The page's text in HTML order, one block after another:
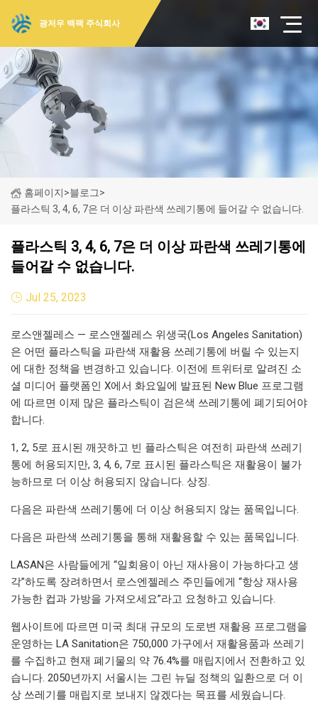
광저우 백팩 주식회사
홈페이지>블로그>
플라스틱 3, 4, 6, 7은 더 이상 파란색 쓰레기통에 들어갈 수 없습니다.
플라스틱 3, 4, 6, 7은 더 이상 파란색 쓰레기통에
들어갈 수 없습니다.
Jul 25, 2023
로스앤젤레스 — 로스앤젤레스 위생국(Los Angeles Sanitation)
은 어떤 플라스틱을 파란색 재활용 쓰레기통에 버릴 수 있는지
에 대한 정책을 변경하고 있습니다. 이전에 트위터로 알려진 소
셜 미디어 플랫폼인 X에서 화요일에 발표된 New Blue 프로그램
에 따르면 이제 많은 플라스틱이 검은색 쓰레기통에 폐기되어야
합니다.
1, 2, 5로 표시된 깨끗하고 빈 플라스틱은 여전히 ​​파란색 쓰레기
통에 허용되지만, 3, 4, 6, 7로 표시된 플라스틱은 재활용이 불가
능하므로 더 이상 허용되지 않습니다. 상징.
다음은 파란색 쓰레기통에 더 이상 허용되지 않는 품목입니다.
다음은 파란색 쓰레기통을 통해 재활용할 수 있는 품목입니다.
LASAN은 사람들에게 “일회용이 아닌 재사용이 가능하다고 생
각”하도록 장려하면서 로스엔젤레스 주민들에게 “항상 재사용
가능한 컵과 가방을 가져오세요”라고 요청하고 있습니다.
웹사이트에 따르면 미국 최대 규모의 도로변 재활용 프로그램을
운영하는 LA Sanitation은 750,000 가구에서 재활용품과 쓰레기
를 수집하고 현재 폐기물의 약 76.4%를 매립지에서 전환하고 있
습니다. 2050년까지 서울시는 그린 뉴딜 정책의 일환으로 더 이
상 쓰레기를 매립지로 보내지 않겠다는 목표를 세웠습니다.